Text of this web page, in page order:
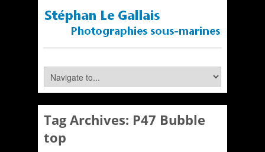
Tag Archives: P47 Bubble
top